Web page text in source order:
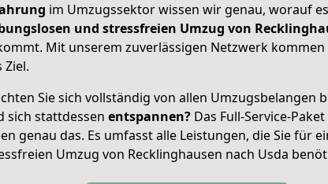
im Umzugssektor wissen wir genau, worauf
und stressfreien Umzug von
Mit unserem zuverlässigen Netzwerk kommen
Ziel.
Sie sich vollständig von allen Umzugsbelangen
sich stattdessen entspannen? Das Full-Service-
genau das. Es umfasst alle Leistungen, die Sie für
Umzug von Recklinghausen nach Usda